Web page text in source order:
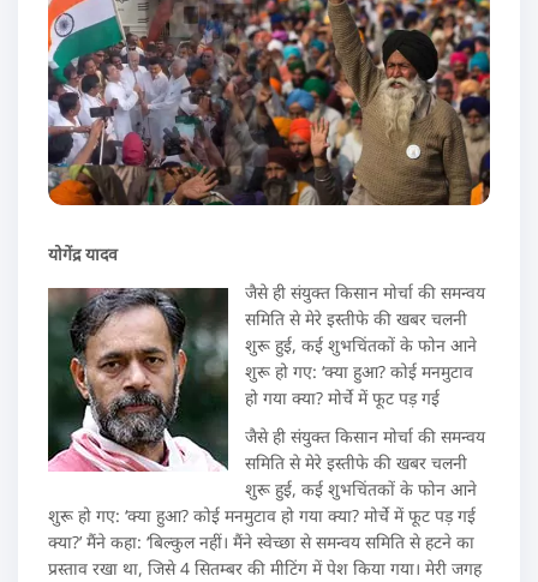
योगेंद्र यादव
जैसे ही संयुक्त किसान मोर्चा की समन्वय
समिति से मेरे इस्तीफे की खबर चलनी
शुरू हुई, कई शुभचिंतकों के फोन आने
शुरू हो गए: ‘क्या हुआ? कोई मनमुटाव
हो गया क्या? मोर्चे में फूट पड़ गई
जैसे ही संयुक्त किसान मोर्चा की समन्वय
समिति से मेरे इस्तीफे की खबर चलनी
शुरू हुई, कई शुभचिंतकों के फोन आने
शुरू हो गए: ‘क्या हुआ? कोई मनमुटाव हो गया क्या? मोर्चे में फूट पड़ गई
क्या?’ मैंने कहा: ‘बिल्कुल नहीं। मैंने स्वेच्छा से समन्वय समिति से हटने का
प्रस्ताव रखा था, जिसे 4 सितम्बर की मीटिंग में पेश किया गया। मेरी जगह